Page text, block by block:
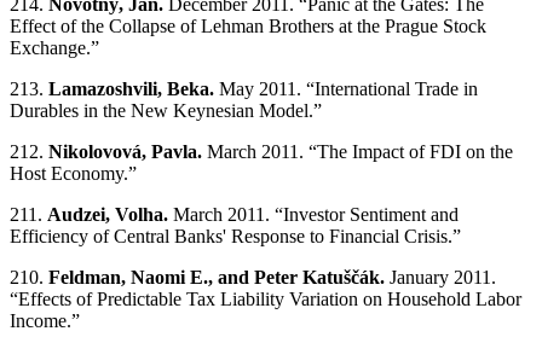
214. Novotný, Jan. December 2011. “Panic at the Gates: The
Effect of the Collapse of Lehman Brothers at the Prague Stock
Exchange.”
213. Lamazoshvili, Beka. May 2011. “International Trade in
Durables in the New Keynesian Model.”
212. Nikolovová, Pavla. March 2011. “The Impact of FDI on the
Host Economy.”
211. Audzei, Volha. March 2011. “Investor Sentiment and
Efficiency of Central Banks' Response to Financial Crisis.”
210. Feldman, Naomi E., and Peter Katuščák. January 2011.
“Effects of Predictable Tax Liability Variation on Household Labor
Income.”